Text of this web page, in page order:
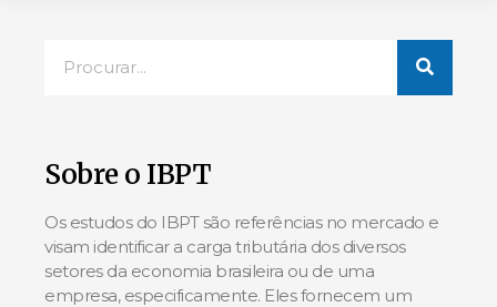
Sobre o IBPT
Os estudos do IBPT são referências no mercado e
visam identificar a carga tributária dos diversos
setores da economia brasileira ou de uma
empresa, especificamente. Eles fornecem um